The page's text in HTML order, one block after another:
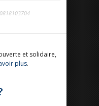
et solidaire,
plus.